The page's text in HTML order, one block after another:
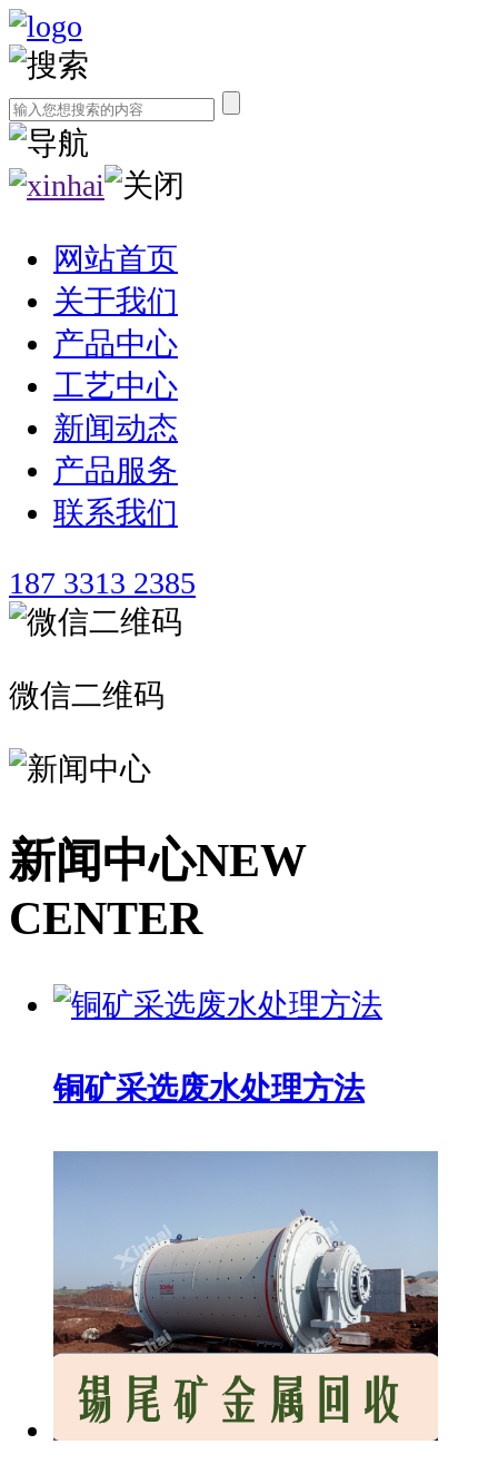
网站首页
关于我们
产品中心
工艺中心
新闻动态
产品服务
联系我们
187 3313 2385
微信二维码
新闻中心NEW
CENTER
铜矿采选废水处理方法